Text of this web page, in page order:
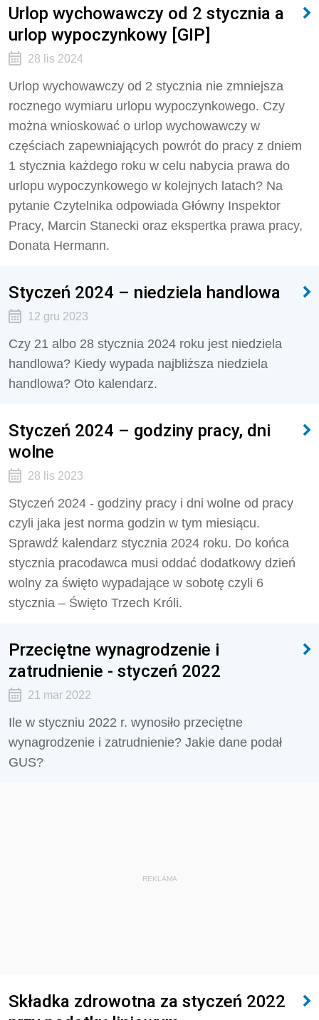
Urlop wychowawczy od 2 stycznia a
urlop wypoczynkowy [GIP]
28 lis 2024
Urlop wychowawczy od 2 stycznia nie zmniejsza
rocznego wymiaru urlopu wypoczynkowego. Czy
można wnioskować o urlop wychowawczy w
częściach zapewniających powrót do pracy z dniem
1 stycznia każdego roku w celu nabycia prawa do
urlopu wypoczynkowego w kolejnych latach? Na
pytanie Czytelnika odpowiada Główny Inspektor
Pracy, Marcin Stanecki oraz ekspertka prawa pracy,
Donata Hermann.
Styczeń 2024 – niedziela handlowa
12 gru 2023
Czy 21 albo 28 stycznia 2024 roku jest niedziela
handlowa? Kiedy wypada najbliższa niedziela
handlowa? Oto kalendarz.
Styczeń 2024 – godziny pracy, dni
wolne
28 lis 2023
Styczeń 2024 - godziny pracy i dni wolne od pracy
czyli jaka jest norma godzin w tym miesiącu.
Sprawdź kalendarz stycznia 2024 roku. Do końca
stycznia pracodawca musi oddać dodatkowy dzień
wolny za święto wypadające w sobotę czyli 6
stycznia – Święto Trzech Króli.
Przeciętne wynagrodzenie i
zatrudnienie - styczeń 2022
21 mar 2022
Ile w styczniu 2022 r. wynosiło przeciętne
wynagrodzenie i zatrudnienie? Jakie dane podał
GUS?
REKLAMA
Składka zdrowotna za styczeń 2022